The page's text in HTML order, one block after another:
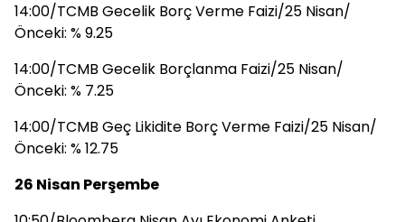
14:00/TCMB Gecelik Borç Verme Faizi/25 Nisan/
Önceki: % 9.25
14:00/TCMB Gecelik Borçlanma Faizi/25 Nisan/
Önceki: % 7.25
14:00/TCMB Geç Likidite Borç Verme Faizi/25 Nisan/
Önceki: % 12.75
26 Nisan Perşembe